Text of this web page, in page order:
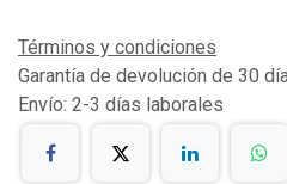
Términos y condiciones
Garantía de devolución de 30
Envío: 2-3 días laborales